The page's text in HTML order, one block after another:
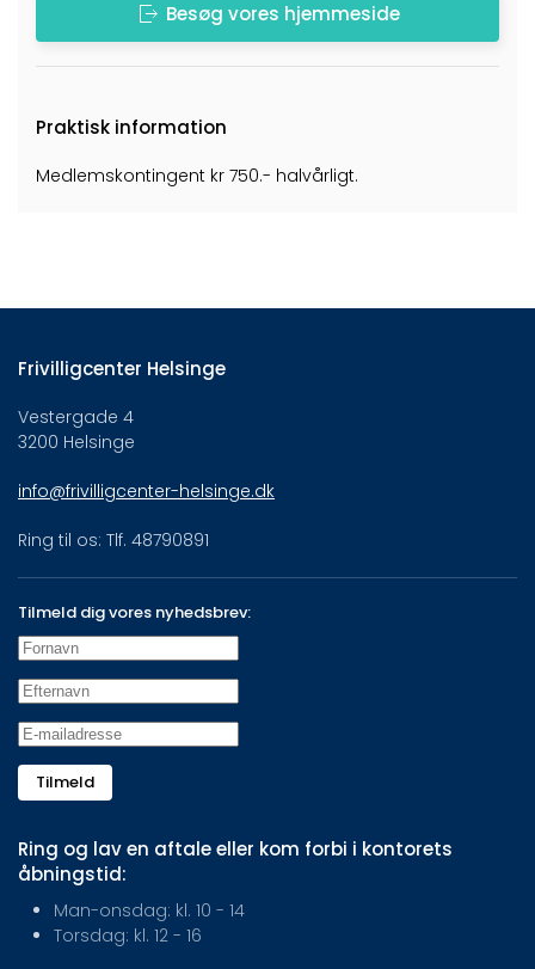
Besøg vores hjemmeside
Praktisk information
Medlemskontingent kr 750.- halvårligt.
Frivilligcenter Helsinge
Vestergade 4
3200 Helsinge
info@frivilligcenter-helsinge.dk
Ring til os: Tlf. 48790891
Tilmeld dig vores nyhedsbrev:
Tilmeld
Ring og lav en aftale eller kom forbi i kontorets
åbningstid:
Man-onsdag: kl. 10 - 14
Torsdag: kl. 12 - 16